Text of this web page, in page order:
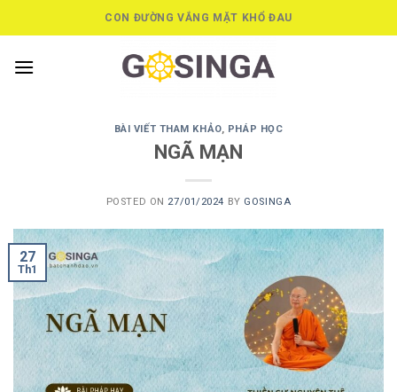
to
CON ĐƯỜNG VẮNG MẶT KHỔ ĐAU
BÀI VIẾT THAM KHẢO, PHÁP HỌC
NGÃ MẠN
POSTED ON 27/01/2024 BY GOSINGA
27
Th1